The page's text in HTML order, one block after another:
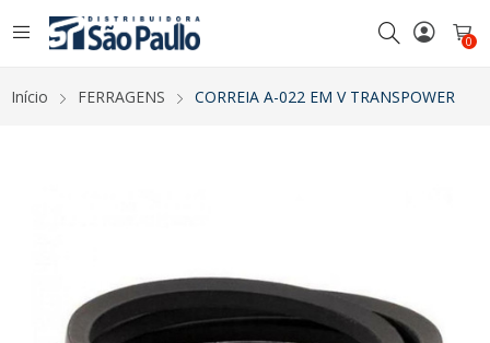
0
Início FERRAGENS CORREIA A-022 EM V TRANSPOWER